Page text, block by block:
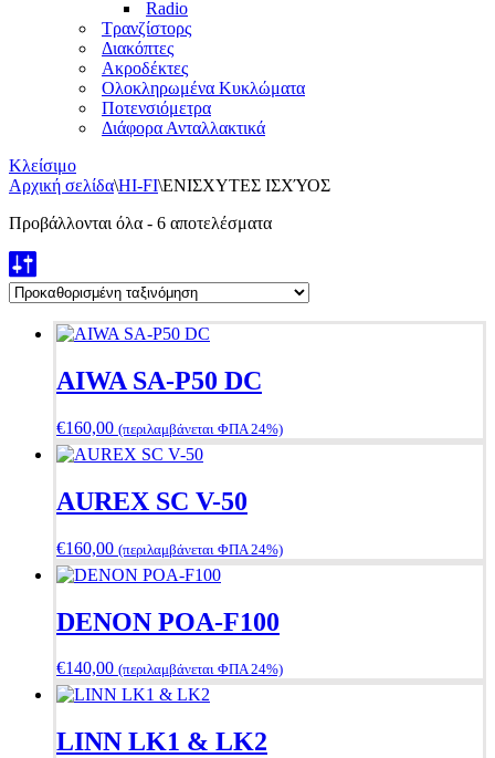
Radio
Τρανζίστορς
Διακόπτες
Ακροδέκτες
Ολοκληρωμένα Κυκλώματα
Ποτενσιόμετρα
Διάφορα Ανταλλακτικά
Κλείσιμο
Αρχική σελίδα\HI-FI\ΕΝΙΣΧΥΤΕΣ ΙΣΧΎΟΣ
Προβάλλονται όλα - 6 αποτελέσματα
AIWA SA-P50 DC
€160,00 (περιλαμβάνεται ΦΠΑ 24%)
AUREX SC V-50
€160,00 (περιλαμβάνεται ΦΠΑ 24%)
DENON POA-F100
€140,00 (περιλαμβάνεται ΦΠΑ 24%)
LINN LK1 & LK2